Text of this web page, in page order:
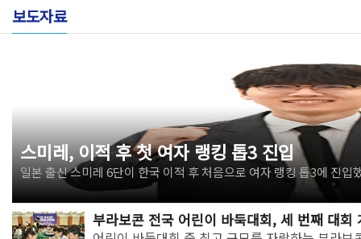
보도자료
스미레, 이적 후 첫 여자 랭킹 톱3 진입
일본 출신 스미레 6단이 한국 이적 후 처음으로 여자 랭킹 톱3에 진입
부라보콘 전국 어린이 바둑대회, 세 번째 대회